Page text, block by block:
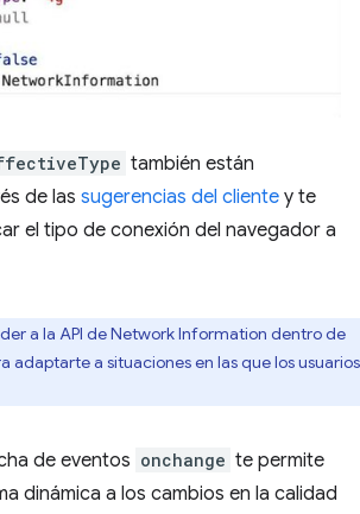
también están
de las sugerencias del cliente y te
el tipo de conexión del navegador a
a la API de Network Information dentro de
adaptarte a situaciones en las que los usuarios
de eventos onchange te permite
dinámica a los cambios en la calidad